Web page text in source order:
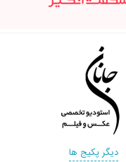
دیگر پکیج ها